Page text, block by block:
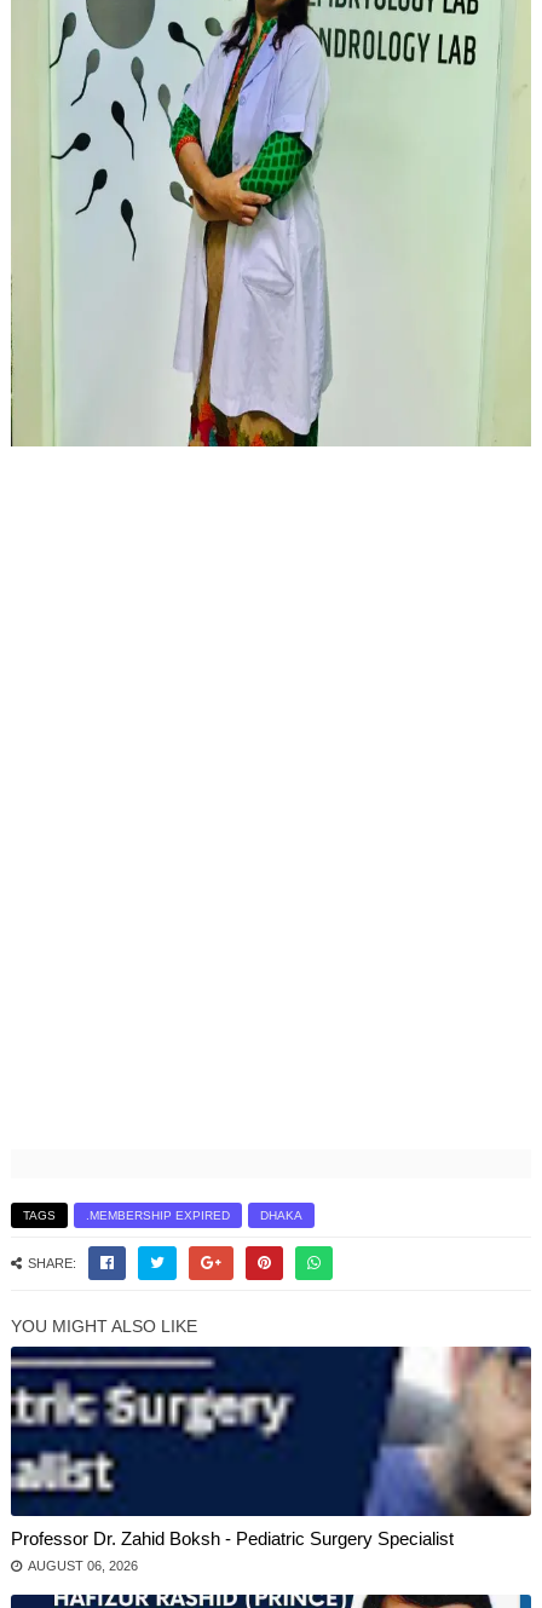
TAGS .MEMBERSHIP EXPIRED DHAKA
SHARE:
YOU MIGHT ALSO LIKE
Professor Dr. Zahid Boksh - Pediatric Surgery Specialist
AUGUST 06, 2026